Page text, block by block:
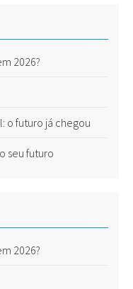
2026?
o futuro já chegou
seu futuro
2026?